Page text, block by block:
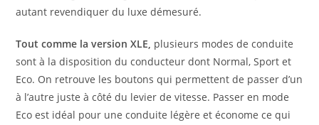
autant revendiquer du luxe démesuré.
Tout comme la version XLE, plusieurs modes de conduite
sont à la disposition du conducteur dont Normal, Sport et
Eco. On retrouve les boutons qui permettent de passer d’un
à l’autre juste à côté du levier de vitesse. Passer en mode
Eco est idéal pour une conduite légère et économe ce qui